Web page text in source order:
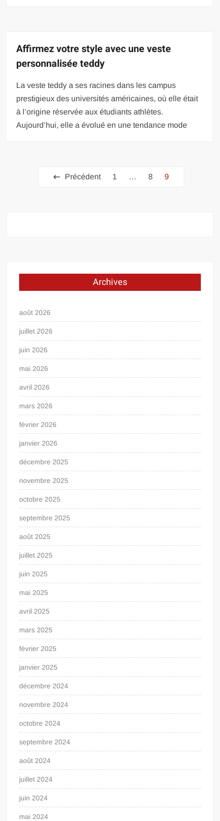
Affirmez votre style avec une veste
personnalisée teddy
La veste teddy a ses racines dans les campus
prestigieux des universités américaines, où elle était
à l’origine réservée aux étudiants athlètes.
Aujourd’hui, elle a évolué en une tendance mode
PaginationPrécédent 1 … 8 9
Archives
août 2026
juillet 2026
juin 2026
mai 2026
avril 2026
mars 2026
février 2026
janvier 2026
décembre 2025
novembre 2025
octobre 2025
septembre 2025
août 2025
juillet 2025
juin 2025
mai 2025
avril 2025
mars 2025
février 2025
janvier 2025
décembre 2024
novembre 2024
octobre 2024
septembre 2024
août 2024
juillet 2024
juin 2024
mai 2024